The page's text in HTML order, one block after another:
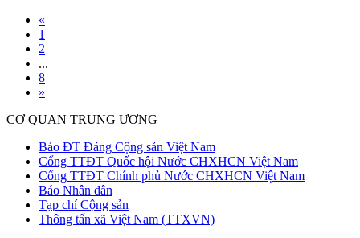
«
1
2
...
8
»
CƠ QUAN TRUNG ƯƠNG
Báo ĐT Đảng Cộng sản Việt Nam
Cổng TTĐT Quốc hội Nước CHXHCN Việt Nam
Cổng TTĐT Chính phủ Nước CHXHCN Việt Nam
Báo Nhân dân
Tạp chí Cộng sản
Thông tấn xã Việt Nam (TTXVN)